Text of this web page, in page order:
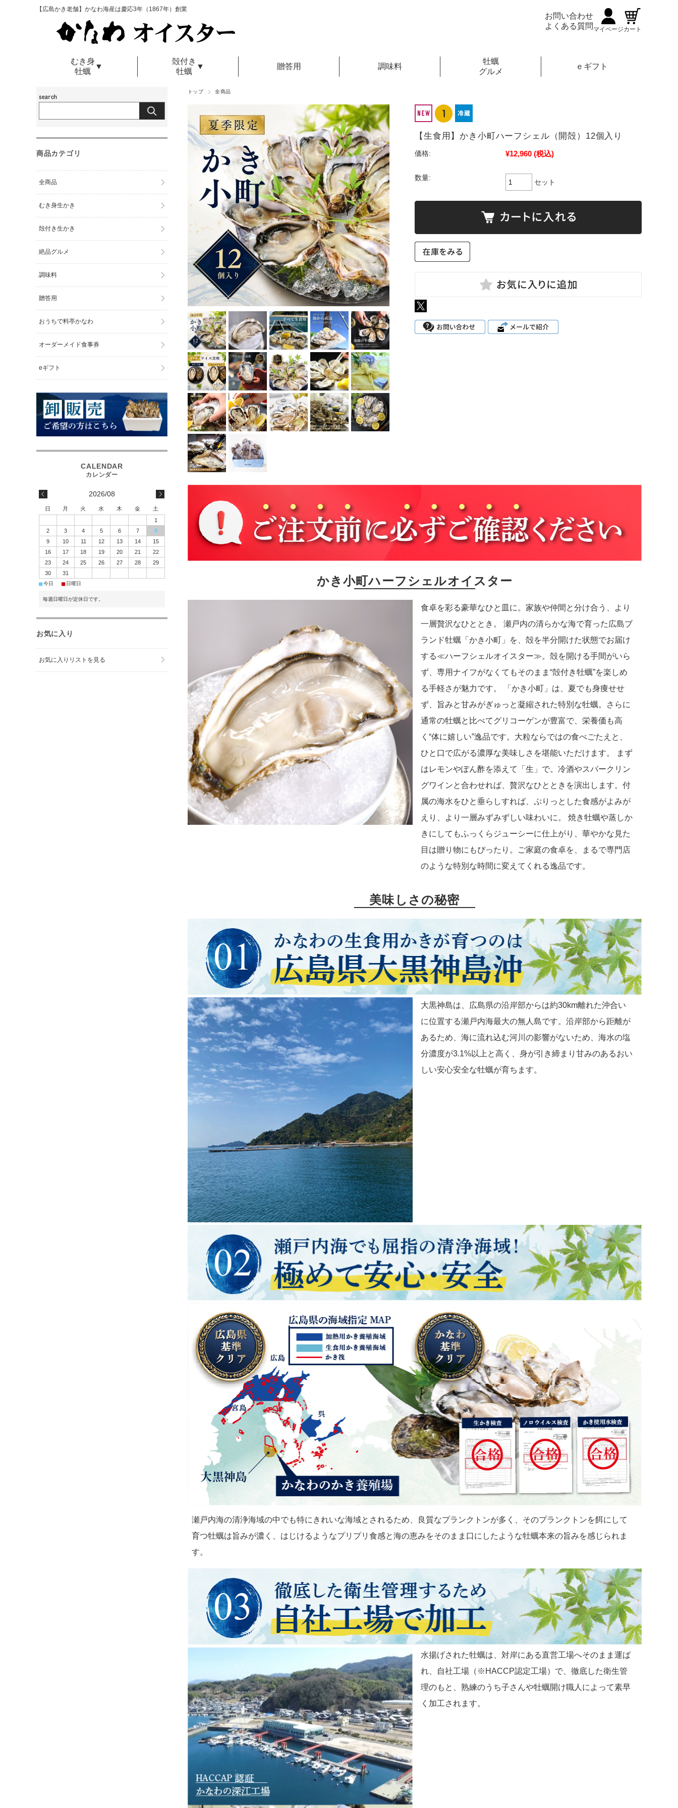
【広島かき老舗】かなわ海産は慶応3年（1867年）創業
お問い合わせ
よくある質問 マイページカート
むき身
牡蠣
▼
殻付き
牡蠣
▼ 贈答用 調味料
牡蠣
グルメ
ｅギフト
トップ 全商品
【生食用】かき小町ハーフシェル（開殻）12個入り
価格: ¥12,960 (税込)
数量:
セット
かき小町ハーフシェルオイスター
食卓を彩る豪華なひと皿に。家族や仲間と分け合う、より
一層贅沢なひととき。 瀬戸内の清らかな海で育った広島ブ
ランド牡蠣「かき小町」を、殻を半分開けた状態でお届け
する≪ハーフシェルオイスター≫。殻を開ける手間がいら
ず、専用ナイフがなくてもそのまま“殻付き牡蠣”を楽しめ
る手軽さが魅力です。 「かき小町」は、夏でも身痩せせ
ず、旨みと甘みがぎゅっと凝縮された特別な牡蠣。さらに
通常の牡蠣と比べてグリコーゲンが豊富で、栄養価も高
く“体に嬉しい”逸品です。大粒ならではの食べごたえと、
ひと口で広がる濃厚な美味しさを堪能いただけます。 まず
はレモンやぽん酢を添えて「生」で。冷酒やスパークリン
グワインと合わせれば、贅沢なひとときを演出します。付
属の海水をひと垂らしすれば、ぷりっとした食感がよみが
えり、より一層みずみずしい味わいに。 焼き牡蠣や蒸しか
きにしてもふっくらジューシーに仕上がり、華やかな見た
目は贈り物にもぴったり。ご家庭の食卓を、まるで専門店
のような特別な時間に変えてくれる逸品です。
美味しさの秘密
大黒神島は、広島県の沿岸部からは約30km離れた沖合い
に位置する瀬戸内海最大の無人島です。沿岸部から距離が
あるため、海に流れ込む河川の影響がないため、海水の塩
分濃度が3.1%以上と高く、身が引き締まり甘みのあるおい
しい安心安全な牡蠣が育ちます。
瀬戸内海の清浄海域の中でも特にきれいな海域とされるため、良質なプランクトンが多く、そのプランクトンを餌にして
育つ牡蠣は旨みが濃く、はじけるようなプリプリ食感と海の恵みをそのまま口にしたような牡蠣本来の旨みを感じられま
す。
水揚げされた牡蠣は、対岸にある直営工場へそのまま運ば
れ、自社工場（※HACCP認定工場）で、徹底した衛生管
理のもと、熟練のうち子さんや牡蠣開け職人によって素早
く加工されます。
商品カテゴリ
全商品
むき身生かき
殻付き生かき
絶品グルメ
調味料
贈答用
おうちで料亭かなわ
オーダーメイド食事券
eギフト
2026/08
日 月 火 水 木 金
土
1
2
3 4 5 6 7
8
9
10 11 12 13 14
15
16
17 18 19 20 21
22
23
24 25 26 27 28
29
30
31
■今日 ■ 日曜日
毎週日曜日が定休日です。
お気に入り
お気に入りリストを見る